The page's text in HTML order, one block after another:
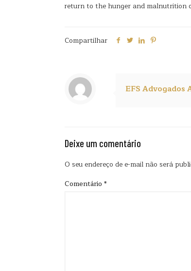
return to the hunger and malnutrition
Compartilhar
EFS Advogados
Deixe um comentário
O seu endereço de e-mail não será
Comentário *